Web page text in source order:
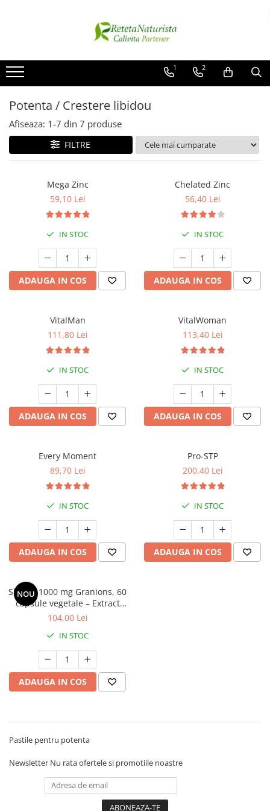
Categorii Populare
Antivirale / Antigripale
Antistress / Stare depresie
Pentru Digestie
Slabit / Obezitate / Celulita
Vitamine / Multivitamine
Vitamine
Contact / Despre Noi
Contact
Despre noi
Livrare
1 2
Potenta / Crestere libidou
Afiseaza: 1-7 din 7 produse
FILTRE
Mega Zinc
59,10 Lei
IN STOC
ADAUGA IN COS
Chelated Zinc
56,40 Lei
IN STOC
ADAUGA IN COS
VitalMan
111,80 Lei
IN STOC
ADAUGA IN COS
VitalWoman
113,40 Lei
IN STOC
ADAUGA IN COS
Every Moment
89,70 Lei
IN STOC
ADAUGA IN COS
Pro-STP
200,40 Lei
IN STOC
ADAUGA IN COS
NOU
Shilajit 1000 mg Granions, 60
capsule vegetale – Extract
Standardizat cu 50% Acid
Energie, Performanță,
Memorie și Libido
104,00 Lei
IN STOC
ADAUGA IN COS
Pastile pentru potenta
Newsletter Nu rata ofertele si promotiile noastre